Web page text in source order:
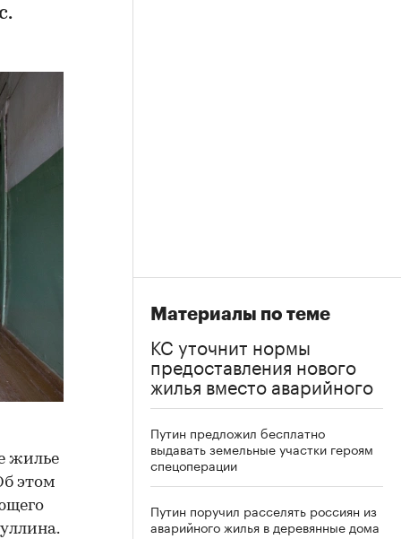
жилье
этом
Материалы по теме
КС уточнит нормы
предоставления нового
жилья вместо аварийного
Путин предложил бесплатно
выдавать земельные участки героям
спецоперации
Путин поручил расселять россиян из
аварийного жилья в деревянные дома